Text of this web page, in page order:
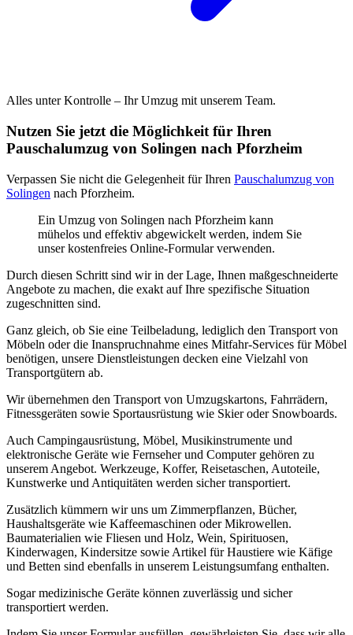
Alles unter Kontrolle – Ihr Umzug mit unserem Team.
Nutzen Sie jetzt die Möglichkeit für Ihren
Pauschalumzug von Solingen nach Pforzheim
Verpassen Sie nicht die Gelegenheit für Ihren Pauschalumzug von
Solingen nach Pforzheim.
Ein Umzug von Solingen nach Pforzheim kann
mühelos und effektiv abgewickelt werden, indem Sie
unser kostenfreies Online-Formular verwenden.
Durch diesen Schritt sind wir in der Lage, Ihnen maßgeschneiderte
Angebote zu machen, die exakt auf Ihre spezifische Situation
zugeschnitten sind.
Ganz gleich, ob Sie eine Teilbeladung, lediglich den Transport von
Möbeln oder die Inanspruchnahme eines Mitfahr-Services für Möbel
benötigen, unsere Dienstleistungen decken eine Vielzahl von
Transportgütern ab.
Wir übernehmen den Transport von Umzugskartons, Fahrrädern,
Fitnessgeräten sowie Sportausrüstung wie Skier oder Snowboards.
Auch Campingausrüstung, Möbel, Musikinstrumente und
elektronische Geräte wie Fernseher und Computer gehören zu
unserem Angebot. Werkzeuge, Koffer, Reisetaschen, Autoteile,
Kunstwerke und Antiquitäten werden sicher transportiert.
Zusätzlich kümmern wir uns um Zimmerpflanzen, Bücher,
Haushaltsgeräte wie Kaffeemaschinen oder Mikrowellen.
Baumaterialien wie Fliesen und Holz, Wein, Spirituosen,
Kinderwagen, Kindersitze sowie Artikel für Haustiere wie Käfige
und Betten sind ebenfalls in unserem Leistungsumfang enthalten.
Sogar medizinische Geräte können zuverlässig und sicher
transportiert werden.